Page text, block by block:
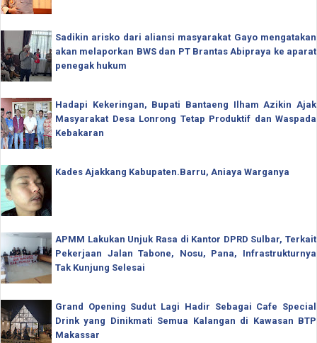
Sadikin arisko dari aliansi masyarakat Gayo mengatakan
akan melaporkan BWS dan PT Brantas Abipraya ke aparat
penegak hukum
Hadapi Kekeringan, Bupati Bantaeng Ilham Azikin Ajak
Masyarakat Desa Lonrong Tetap Produktif dan Waspada
Kebakaran
Kades Ajakkang Kabupaten.Barru, Aniaya Warganya
APMM Lakukan Unjuk Rasa di Kantor DPRD Sulbar, Terkait
Pekerjaan Jalan Tabone, Nosu, Pana, Infrastrukturnya
Tak Kunjung Selesai
Grand Opening Sudut Lagi Hadir Sebagai Cafe Special
Drink yang Dinikmati Semua Kalangan di Kawasan BTP
Makassar